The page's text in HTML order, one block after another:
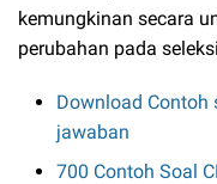
kemungkinan secara
perubahan pada
Download Contoh
jawaban
700 Contoh Soal